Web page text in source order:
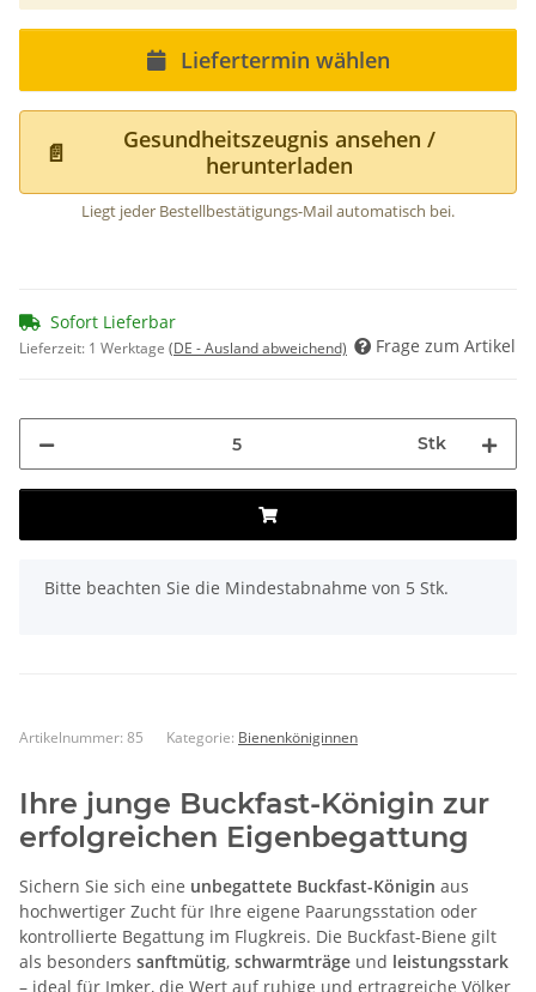
Liefertermin wählen
📄
Gesundheitszeugnis ansehen /
herunterladen
Liegt jeder Bestellbestätigungs-Mail automatisch bei.
Sofort Lieferbar
Lieferzeit: 1 Werktage (DE - Ausland abweichend) Frage zum Artikel
Stk
x
Bitte beachten Sie die Mindestabnahme von 5 Stk.
Artikelnummer: 85 Kategorie: Bienenköniginnen
Ihre junge Buckfast-Königin zur
erfolgreichen Eigenbegattung
Sichern Sie sich eine unbegattete Buckfast-Königin aus
hochwertiger Zucht für Ihre eigene Paarungsstation oder
kontrollierte Begattung im Flugkreis. Die Buckfast-Biene gilt
als besonders sanftmütig, schwarmträge und leistungsstark
– ideal für Imker, die Wert auf ruhige und ertragreiche Völker